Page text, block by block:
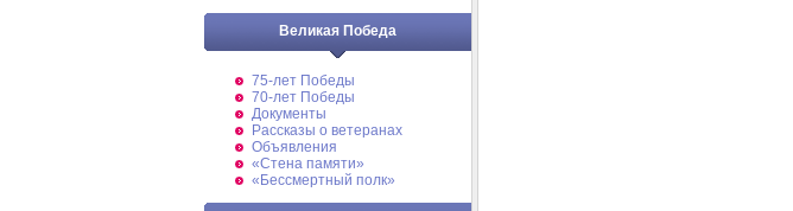
Великая Победа
75-лет Победы
70-лет Победы
Документы
Рассказы о ветеранах
Объявления
«Стена памяти»
«Бессмертный полк»